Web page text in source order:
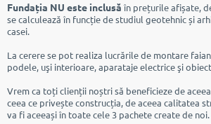
Fundația NU este inclusă în prețurile afișate,
se calculează în funcție de studiul geotehnic și
casei.
La cerere se pot realiza lucrările de montare
podele, uşi interioare, aparataje electrice şi
Vrem ca toți clienții noștri să beneficieze de
ceea ce privește construcția, de aceea calitatea
va fi aceeași în toate cele 3 pachete create de noi.